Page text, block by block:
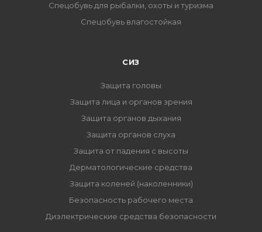
Спецобувь для рыбалки, охоты и туризма
Спецобувь влагостойкая
СИЗ
Защита головы
Защита лица и органов зрения
Защита органов дыхания
Защита органов слуха
Защита от падения с высоты
Дерматологические средства
Защита коленей (наколенники)
Безопасность рабочего места
Диэлектрические средства безопасности